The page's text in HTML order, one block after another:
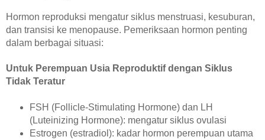
Hormon reproduksi mengatur siklus menstruasi, kesuburan,
dan transisi ke menopause. Pemeriksaan hormon penting
dalam berbagai situasi:
Untuk Perempuan Usia Reproduktif dengan Siklus
Tidak Teratur
FSH (Follicle-Stimulating Hormone) dan LH
(Luteinizing Hormone): mengatur siklus ovulasi
Estrogen (estradiol): kadar hormon perempuan utama